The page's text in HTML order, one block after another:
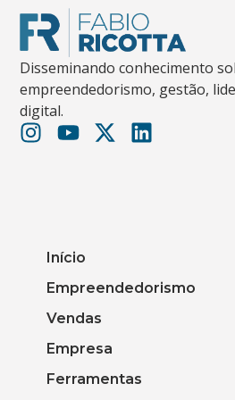
Disseminando conhecimento
empreendedorismo, gestão,
digital.
Início
Empreendedorismo
Vendas
Empresa
Ferramentas